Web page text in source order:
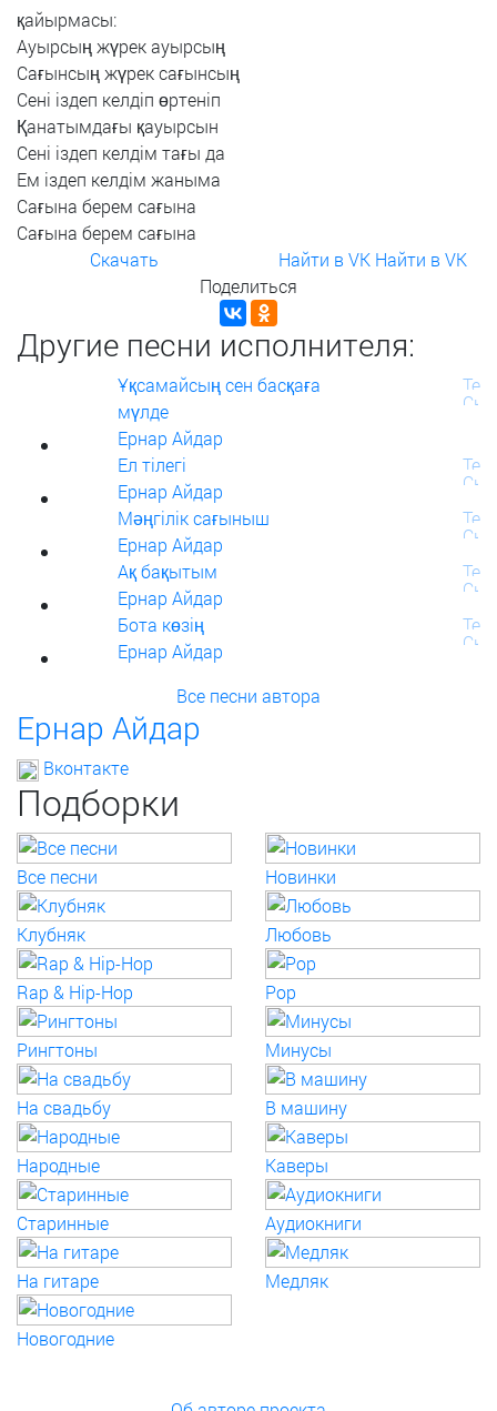
қайырмасы:
Ауырсың жүрекауырсың
Сағынсың жүрексағынсың
Сені іздеп келдіп өртеніп
Қанатымдағы қауырсын
Сені іздеп келдім тағы да
Ем іздеп келдім жаныма
Сағына берем сағына
Сағына берем сағына
Скачать
Найти в VK Найти в VK
Поделиться
Другие песни исполнителя:
Ұқсамайсың сен басқаға
мүлде
Ернар Айдар
Ел тілегі
Ернар Айдар
Мәңгілік сағыныш
Ернар Айдар
Ақ бақытым
Ернар Айдар
Бота көзің
Ернар Айдар
Все песни автора
Ернар Айдар
Вконтакте
Подборки
Все песни Новинки
Клубняк Любовь
Rap & Hip-Hop Pop
Рингтоны Минусы
На свадьбу В машину
Народные Каверы
Старинные Аудиокниги
На гитаре Медляк
Новогодние